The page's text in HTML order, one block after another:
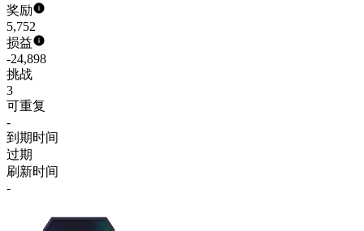
奖励
5,752
损益
-24,898
挑战
3
可重复
-
到期时间
过期
刷新时间
-